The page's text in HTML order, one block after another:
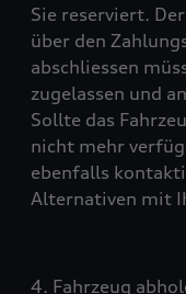
Sie reserviert.
über den
abschliessen
zugelassen und
Sollte das
nicht mehr
ebenfalls
Alternativen mit
4. Fahrzeug